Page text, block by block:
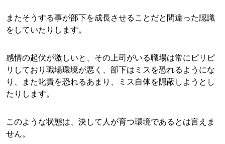
またそうする事が部下を成長させることだと間違った認識
をしていたりします。
感情の起伏が激しいと、その上司がいる職場は常にピリピ
リしており職場環境が悪く、部下はミスを恐れるようにな
り、また叱責を恐れるあまり、ミス自体を隠蔽しようとし
たりします。
このような状態は、決して人が育つ環境であるとは言えま
せん。